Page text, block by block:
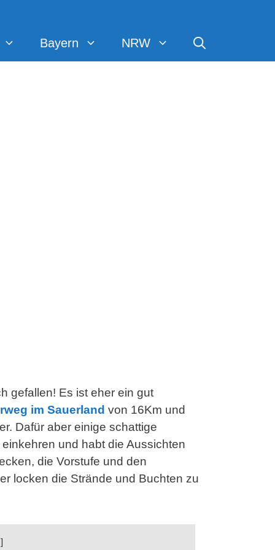
Bayern
NRW
gefallen! Es ist eher ein gut
im Sauerland von 16Km und
Dafür aber einige schattige
und habt die Aussichten
die Vorstufe und den
locken die Strände und Buchten zu